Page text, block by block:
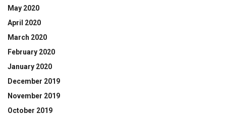
May 2020
April 2020
March 2020
February 2020
January 2020
December 2019
November 2019
October 2019